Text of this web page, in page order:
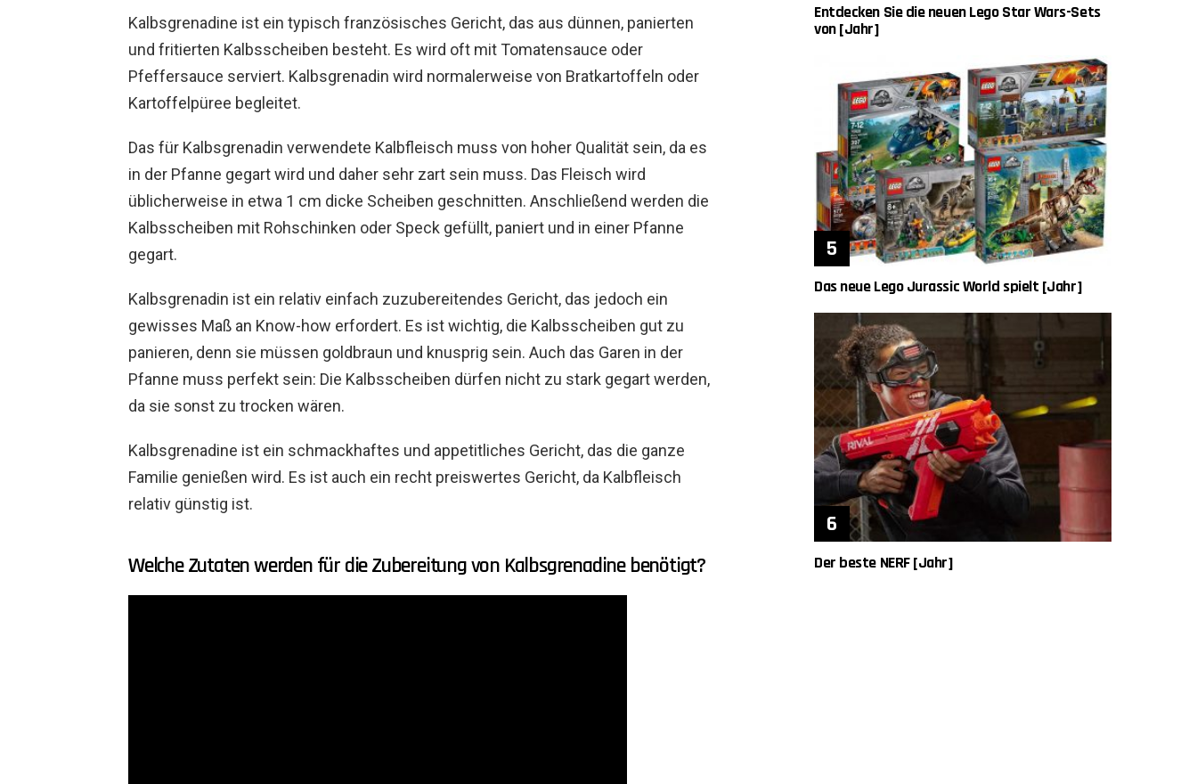
Kalbsgrenadine ist ein typisch französisches Gericht, das aus dünnen, panierten
und fritierten Kalbsscheiben besteht. Es wird oft mit Tomatensauce oder
Pfeffersauce serviert. Kalbsgrenadin wird normalerweise von Bratkartoffeln oder
Kartoffelpüree begleitet.
Das für Kalbsgrenadin verwendete Kalbfleisch muss von hoher Qualität sein, da es
in der Pfanne gegart wird und daher sehr zart sein muss. Das Fleisch wird
üblicherweise in etwa 1 cm dicke Scheiben geschnitten. Anschließend werden die
Kalbsscheiben mit Rohschinken oder Speck gefüllt, paniert und in einer Pfanne
gegart.
Kalbsgrenadin ist ein relativ einfach zuzubereitendes Gericht, das jedoch ein
gewisses Maß an Know-how erfordert. Es ist wichtig, die Kalbsscheiben gut zu
panieren, denn sie müssen goldbraun und knusprig sein. Auch das Garen in der
Pfanne muss perfekt sein: Die Kalbsscheiben dürfen nicht zu stark gegart werden,
da sie sonst zu trocken wären.
Kalbsgrenadine ist ein schmackhaftes und appetitliches Gericht, das die ganze
Familie genießen wird. Es ist auch ein recht preiswertes Gericht, da Kalbfleisch
relativ günstig ist.
Welche Zutaten werden für die Zubereitung von Kalbsgrenadine benötigt?
Entdecken Sie die neuen Lego Star Wars-Sets
von [Jahr]
Das neue Lego Jurassic World spielt [Jahr]
Der beste NERF [Jahr]